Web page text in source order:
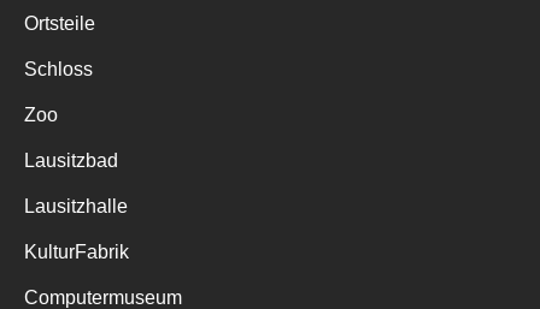
Ortsteile
Schloss
Zoo
Lausitzbad
Lausitzhalle
KulturFabrik
Computermuseum